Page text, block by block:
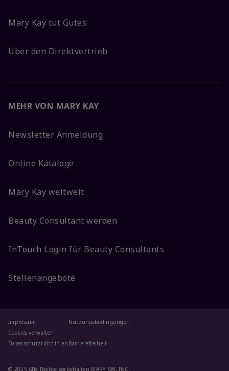
Mary Kay tut Gutes
Über den Direktvertrieb
MEHR VON MARY KAY
Newsletter Anmeldung
Online Kataloge
Mary Kay weltweit
Beauty Consultant werden
InTouch Login für Beauty Consultants
Stellenangebote
© 2025 Alle Rechte vorbehalten MARY KAY, INC.
Impressum
Cookies verwalten
Datenschutzrichtlinien
Nutzungsbedingungen
Barrierefreiheit